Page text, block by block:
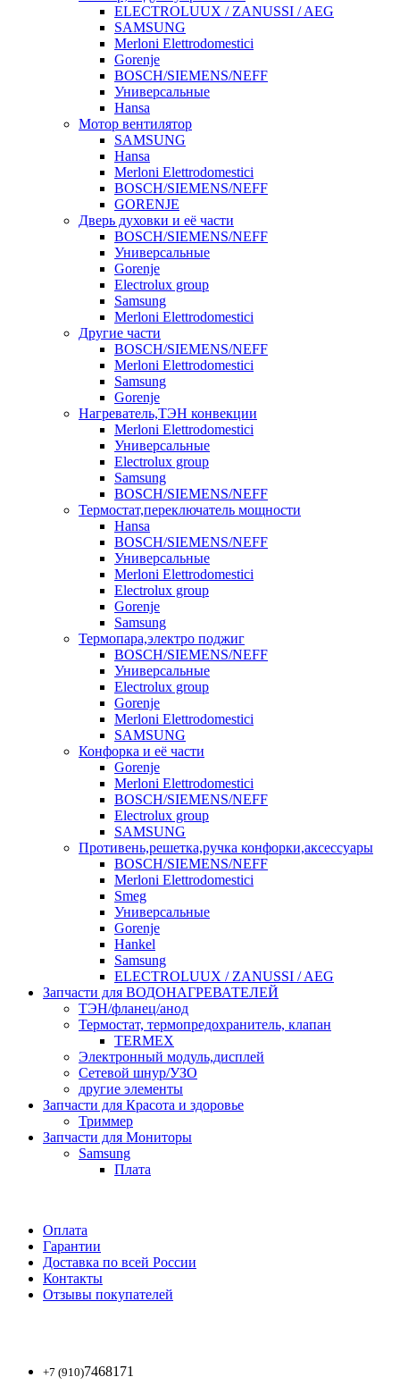
ELECTROLUUX / ZANUSSI / AEG
SAMSUNG
Merloni Elettrodomestici
Gorenje
BOSCH/SIEMENS/NEFF
Универсальные
Hansa
Мотор вентилятор
SAMSUNG
Hansa
Merloni Elettrodomestici
BOSCH/SIEMENS/NEFF
GORENJE
Дверь духовки и её части
BOSCH/SIEMENS/NEFF
Универсальные
Gorenje
Electrolux group
Samsung
Merloni Elettrodomestici
Другие части
BOSCH/SIEMENS/NEFF
Merloni Elettrodomestici
Samsung
Gorenje
Нагреватель,ТЭН конвекции
Merloni Elettrodomestici
Универсальные
Electrolux group
Samsung
BOSCH/SIEMENS/NEFF
Термостат,переключатель мощности
Hansa
BOSCH/SIEMENS/NEFF
Универсальные
Merloni Elettrodomestici
Electrolux group
Gorenje
Samsung
Термопара,электро поджиг
BOSCH/SIEMENS/NEFF
Универсальные
Electrolux group
Gorenje
Merloni Elettrodomestici
SAMSUNG
Конфорка и её части
Gorenje
Merloni Elettrodomestici
BOSCH/SIEMENS/NEFF
Electrolux group
SAMSUNG
Противень,решетка,ручка конфорки,аксессуары
BOSCH/SIEMENS/NEFF
Merloni Elettrodomestici
Smeg
Универсальные
Gorenje
Hankel
Samsung
ELECTROLUUX / ZANUSSI / AEG
Запчасти для ВОДОНАГРЕВАТЕЛЕЙ
ТЭН/фланец/анод
Термостат, термопредохранитель, клапан
TERMEX
Электронный модуль,дисплей
Сетевой шнур/УЗО
другие элементы
Запчасти для Красота и здоровье
Триммер
Запчасти для Мониторы
Samsung
Плата
Оплата
Гарантии
Доставка по всей России
Контакты
Отзывы покупателей
+7 (910)7468171